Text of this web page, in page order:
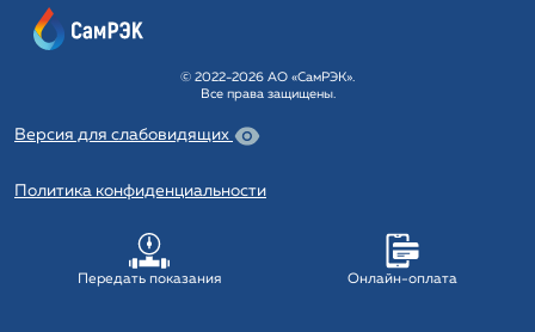
© 2022-2026 АО «СамРЭК».
Все права защищены.
Версия для слабовидящих
Политика конфиденциальности
Передать показания Онлайн-оплата